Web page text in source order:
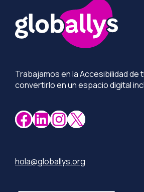
Trabajamos en la Accesibilidad de
convertirlo en un espacio digital
Facebook
LinkedInInstagram
X
hola@globallys.org